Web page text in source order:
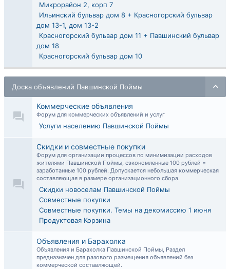
Микрорайон 2, корп 7
Ильинский бульвар дом 8 + Красногорский бульвар
дом 13-1, дом 13-2
Красногорский бульвар дом 11 + Павшинский бульвар
дом 18
Красногорский бульвар дом 10
Доска объявлений Павшинской Поймы
Коммерческие объявления
Форум для коммерческих объявлений и услуг
Услуги населению Павшинской Поймы
Скидки и совместные покупки
Форум для организации процессов по минимизации расходов
жителями Павшинской Поймы, сэкономленные 100 рублей =
заработанные 100 рублей. Допускается небольшая коммерческая
составляющая в размере организационного сбора.
Скидки новоселам Павшинской Поймы
Совместные покупки
Совместные покупки. Темы на декомиссию 1 июня
Продуктовая Корзина
Объявления и Барахолка
Объявления и Барахолка Павшинской Поймы, Раздел
предназначен для разового размещения объявлений без
коммерческой составляющей.